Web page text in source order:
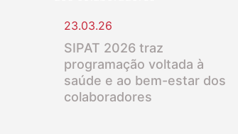
23.03.26
SIPAT 2026 traz
programação voltada à
saúde e ao bem-estar dos
colaboradores